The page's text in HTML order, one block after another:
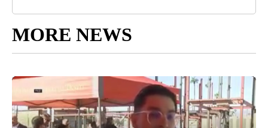
MORE NEWS